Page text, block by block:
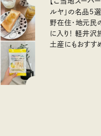
ルヤ」の名品5選
野在住・地元民
に入り！ 軽井沢
土産にもおすす